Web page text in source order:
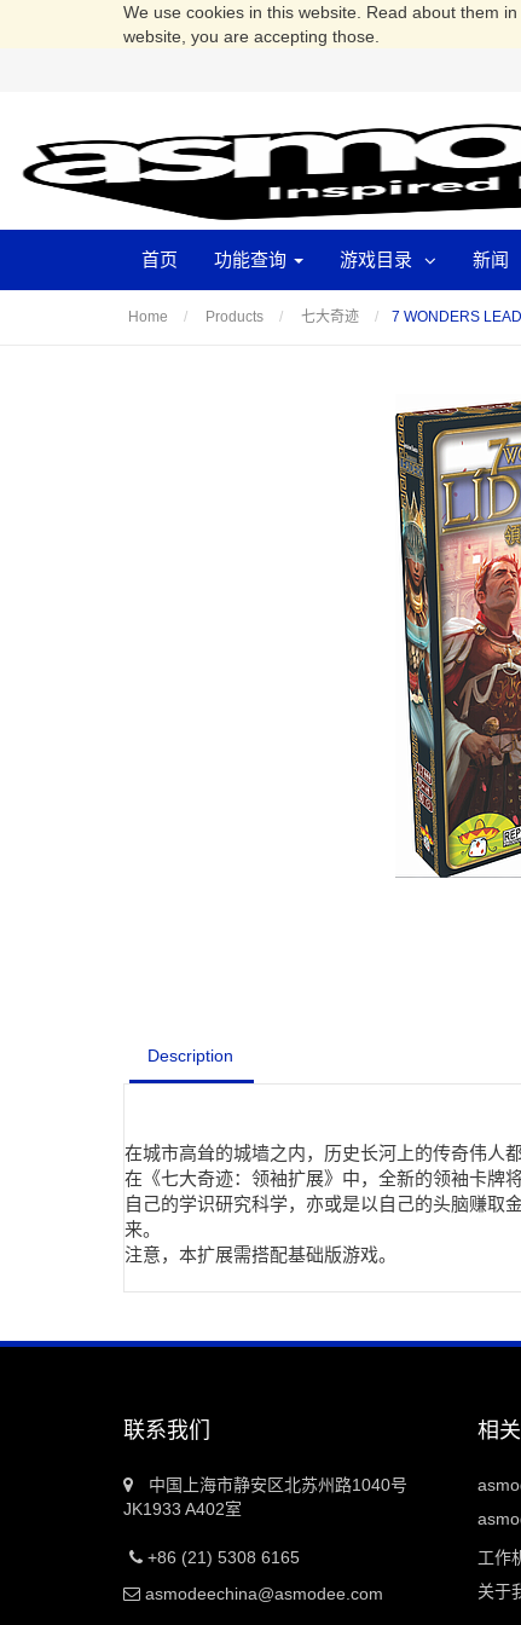
We use cookies in this website. Read about them
website, you are accepting those.
首页 功能查询 游戏目录 新闻
Home Products 七大奇迹 7 WONDERS
Description
在城市高耸的城墙之内，历史长河上的传奇伟人
在《七大奇迹：领袖扩展》中，全新的领袖卡牌
自己的学识研究科学，亦或是以自己的头脑赚取
来。
注意，本扩展需搭配基础版游戏。
联系我们
中国上海市静安区北苏州路1040号
JK1933 A402室
+86 (21) 5308 6165
asmodeechina@asmodee.com
相
工作
关于